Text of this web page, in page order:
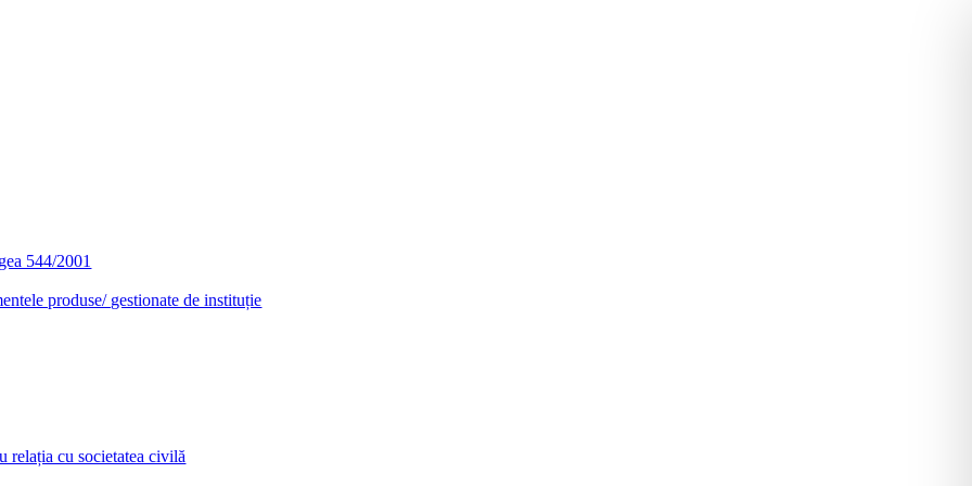
544/2001
produse/ gestionate de instituție
relația cu societatea civilă